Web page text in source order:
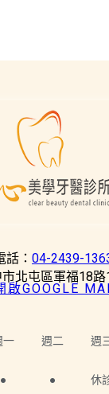
話： 04-2439-
北屯區軍福18路
啟GOOGLE
一 週二 週
● ● 休